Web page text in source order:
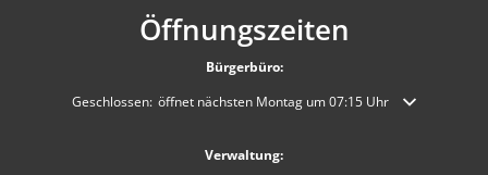
Öffnungszeiten
Bürgerbüro:
Klicken, um weitere Öffnungs- oder Schließzeiten auszublenden
Geschlossen: öffnet nächsten Montag um 07:15 Uhr
Verwaltung: